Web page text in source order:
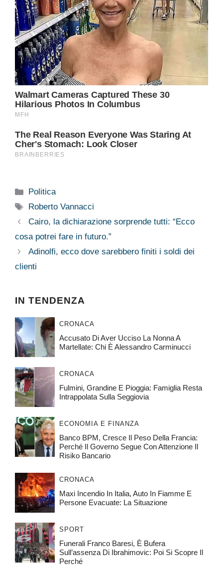
Categorie
Politica
Tag
Roberto Vannacci
Cairo, la dichiarazione sorprende tutti: “Ecco
cosa potrei fare in futuro.”
Adinolfi, ecco dove sarebbero finiti i soldi dei
clienti
IN TENDENZA
CRONACA
Accusato Di Aver Ucciso La Nonna A
Martellate: Chi È Alessandro Carminucci
CRONACA
Fulmini, Grandine E Pioggia: Famiglia Resta
Intrappolata Sulla Seggiovia
ECONOMIA E FINANZA
Banco BPM, Cresce Il Peso Della Francia:
Perché Il Governo Segue Con Attenzione Il
Risiko Bancario
CRONACA
Maxi Incendio In Italia, Auto In Fiamme E
Persone Evacuate: La Situazione
SPORT
Funerali Franco Baresi, È Bufera
Sull’assenza Di Ibrahimovic: Poi Si Scopre Il
Perché